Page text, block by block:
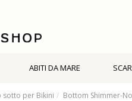
ABITI DA MARE
sotto per Bikini Bottom Shimmer-